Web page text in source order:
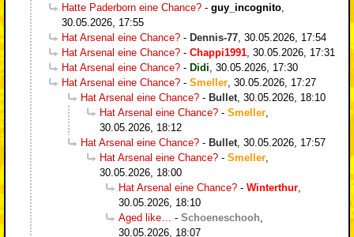
Hatte Paderborn eine Chance? - guy_incognito,
30.05.2026, 17:55
Hat Arsenal eine Chance? - Dennis-77, 30.05.2026, 17:54
Hat Arsenal eine Chance? - Chappi1991, 30.05.2026, 17:31
Hat Arsenal eine Chance? - Didi, 30.05.2026, 17:30
Hat Arsenal eine Chance? - Smeller, 30.05.2026, 17:27
Hat Arsenal eine Chance? - Bullet, 30.05.2026, 18:10
Hat Arsenal eine Chance? - Smeller,
30.05.2026, 18:12
Hat Arsenal eine Chance? - Bullet, 30.05.2026, 17:57
Hat Arsenal eine Chance? - Smeller,
30.05.2026, 18:00
Hat Arsenal eine Chance? - Winterthur,
30.05.2026, 18:10
Aged like… - Schoeneschooh,
30.05.2026, 18:07